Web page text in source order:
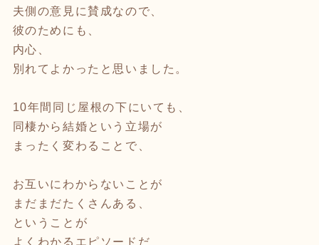
夫側の意見に賛成なので、
彼のためにも、
内心、
別れてよかったと思いました。
10年間同じ屋根の下にいても、
同棲から結婚という立場が
まったく変わることで、
お互いにわからないことが
まだまだたくさんある、
ということが
よくわかるエピソードだ